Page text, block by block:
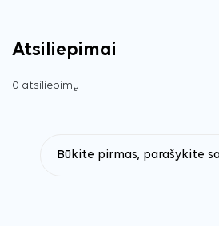
Atsiliepimai
0 atsiliepimų
Būkite pirmas, parašykite